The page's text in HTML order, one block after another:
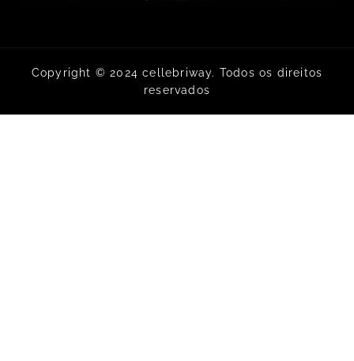
Copyright © 2024 cellebriway. Todos os direitos
reservados